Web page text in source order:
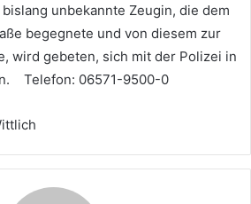
unbekannte Zeugin, die dem
begegnete und von diesem zur
wird gebeten, sich mit der Polizei in
Telefon: 06571-9500-0